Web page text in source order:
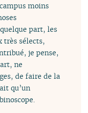
moins
part, les
très sélects,
je pense,
ne
de faire de la
qu’un